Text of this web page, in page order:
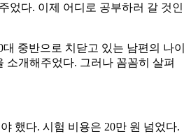
었다. 이제 어디로 공부하러 갈 것인
중반으로 치닫고 있는 남편의 나이
개해주었다. 그러나 꼼꼼히 살펴
했다. 시험 비용은 20만 원 넘었다.